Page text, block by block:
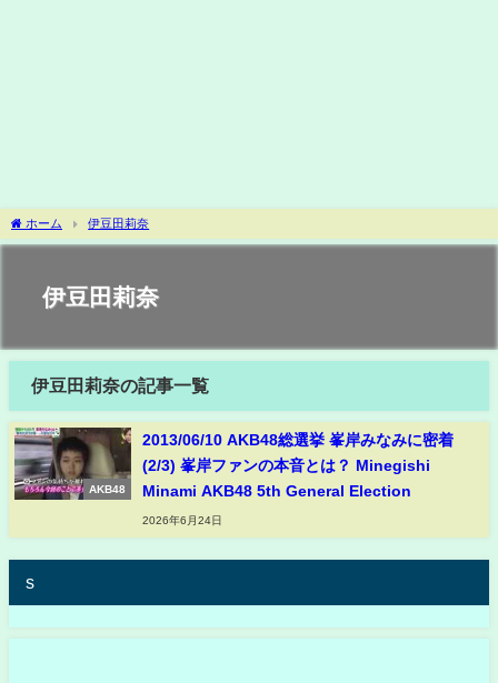
ホーム 伊豆田莉奈
伊豆田莉奈
伊豆田莉奈の記事一覧
AKB48
2013/06/10 AKB48総選挙 峯岸みなみに密着
(2/3) 峯岸ファンの本音とは？ Minegishi
Minami AKB48 5th General Election
2026年6月24日
s